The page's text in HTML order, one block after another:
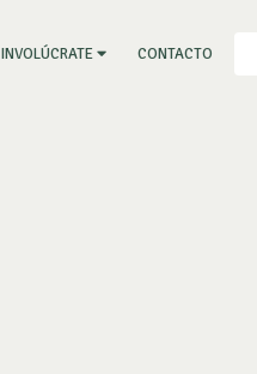
INVOLÚCRATE CONTACTO